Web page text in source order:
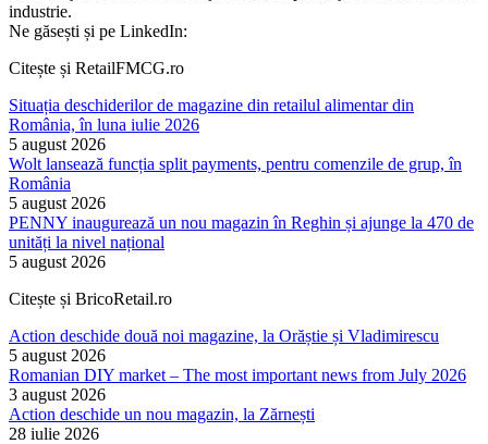
industrie.
Ne găsești și pe LinkedIn:
Citește și RetailFMCG.ro
Situația deschiderilor de magazine din retailul alimentar din
România, în luna iulie 2026
5 august 2026
Wolt lansează funcția split payments, pentru comenzile de grup, în
România
5 august 2026
PENNY inaugurează un nou magazin în Reghin și ajunge la 470 de
unități la nivel național
5 august 2026
Citește și BricoRetail.ro
Action deschide două noi magazine, la Orăștie și Vladimirescu
5 august 2026
Romanian DIY market – The most important news from July 2026
3 august 2026
Action deschide un nou magazin, la Zărnești
28 iulie 2026